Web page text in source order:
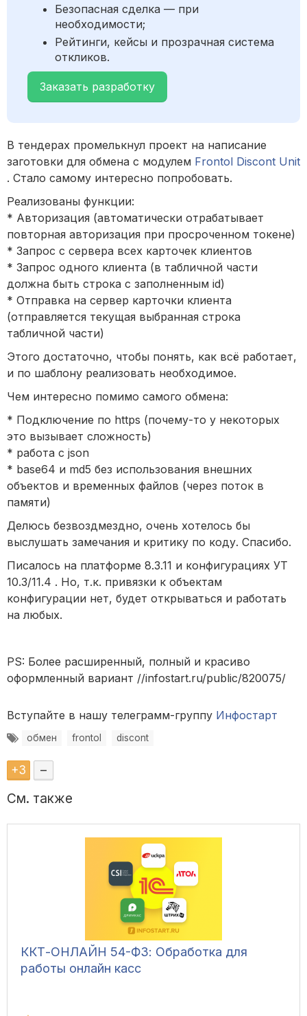
Безопасная сделка — при
необходимости;
Рейтинги, кейсы и прозрачная система
откликов.
Заказать разработку
В тендерах промелькнул проект на написание
заготовки для обмена с модулем Frontol Discont Unit
. Стало самому интересно попробовать.
Реализованы функции:
* Авторизация (автоматически отрабатывает
повторная авторизация при просроченном токене)
* Запрос с сервера всех карточек клиентов
* Запрос одного клиента (в табличной части
должна быть строка с заполненным id)
* Отправка на сервер карточки клиента
(отправляется текущая выбранная строка
табличной части)
Этого достаточно, чтобы понять, как всё работает,
и по шаблону реализовать необходимое.
Чем интересно помимо самого обмена:
* Подключение по https (почему-то у некоторых
это вызывает сложность)
* работа с json
* base64 и md5 без использования внешних
объектов и временных файлов (через поток в
памяти)
Делюсь безвоздмездно, очень хотелось бы
выслушать замечания и критику по коду. Спасибо.
Писалось на платформе 8.3.11 и конфигурациях УТ
10.3/11.4 . Но, т.к. привязки к объектам
конфигурации нет, будет открываться и работать
на любых.
PS: Более расширенный, полный и красиво
оформленный вариант //infostart.ru/public/820075/
Вступайте в нашу телеграмм-группу Инфостарт
обмен frontol discont
+3 –
См. также
ККТ-ОНЛАЙН 54-ФЗ: Обработка для
работы онлайн касс